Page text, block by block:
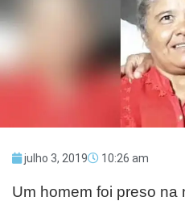
julho 3, 2019 10:26 am
Um homem foi preso na